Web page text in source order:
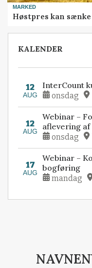
MARKED
Høstpres kan
KALENDER
12
AUG
InterCount
onsdag
12
AUG
Webinar –
aflevering af
onsdag
17
AUG
Webinar –
bogføring
mandag